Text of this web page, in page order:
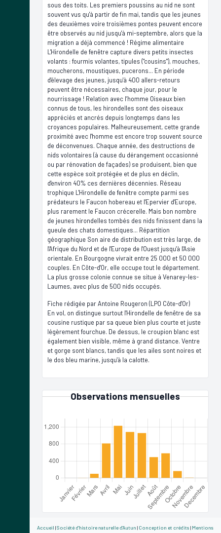
sous des toits. Les premiers poussins au nid ne sont
souvent vus qu'à partir de fin mai, tandis que les jeunes
des deuxièmes voire troisièmes pontes peuvent encore
être observés au nid jusqu'à mi-septembre, alors que la
migration a déjà commencé ! Régime alimentaire
L'Hirondelle de fenêtre capture divers petits insectes
volants : fourmis volantes, tipules ("cousins"), mouches,
moucherons, moustiques, pucerons... En période
d'élevage des jeunes, jusqu'à 400 allers-retours
peuvent être nécessaires, chaque jour, pour le
nourrissage ! Relation avec l’homme Oiseaux bien
connus de tous, les hirondelles sont des oiseaux
appréciés et ancrés depuis longtemps dans les
croyances populaires. Malheureusement, cette grande
proximité avec l'homme est encore trop souvent source
de déconvenues. Chaque année, des destructions de
nids volontaires (à cause du dérangement occasionné
ou par rénovation de façades) se produisent, bien que
cette espèce soit protégée et de plus en déclin,
d'environ 40% ces dernières décennies. Réseau
trophique L'Hirondelle de fenêtre compte parmi ses
prédateurs le Faucon hobereau et l'Epervier d'Europe,
plus rarement le Faucon crécerelle. Mais bon nombre
de jeunes hirondelles tombés des nids finissent dans la
gueule des chats domestiques... Répartition
géographique Son aire de distribution est très large, de
l'Afrique du Nord et de l'Europe de l'Ouest jusqu'à l'Asie
orientale. En Bourgogne vivrait entre 25 000 et 50 000
couples. En Côte-d'Or, elle occupe tout le département.
La plus grosse colonie connue se situe à Venarey-les-
Laumes, avec plus de 500 nids occupés.
Fiche rédigée par Antoine Rougeron (LPO Côte-d'Or)
En vol, on distingue surtout l'Hirondelle de fenêtre de sa
cousine rustique par sa queue bien plus courte et juste
légèrement fourchue. De dessus, le croupion blanc est
également bien visible, même à grand distance. Ventre
et gorge sont blancs, tandis que les ailes sont noires et
le dos bleu marine, jusqu'à la calotte.
Observations mensuelles
Accueil |Société d'histoire naturelle d'Autun | Conception et crédits | Mentions